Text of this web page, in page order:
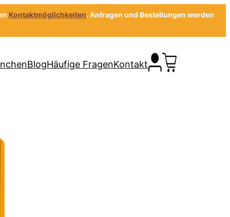
Kontaktmöglichkeiten. Anfragen und Bestellungen werden
BlogHäufige FragenKontakt